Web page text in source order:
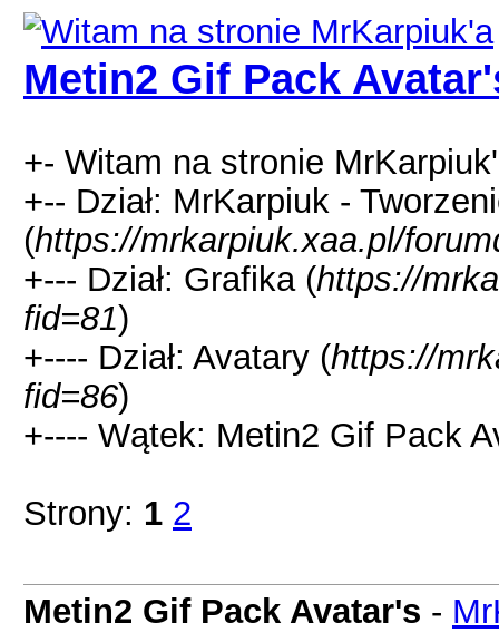
Metin2 Gif Pack
+- Witam na stronie
+-- Dział: MrKarpiuk -
(https://mrkarpiuk.xaa.pl/
+--- Dział: Grafika (https://
fid=81)
+---- Dział: Avatary (https://
fid=86)
+---- Wątek: Metin2 Gif Pack
Strony: 1 2
Metin2 Gif Pack Avatar's -